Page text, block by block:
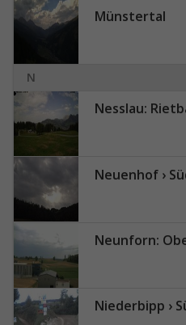
Münstertal
N
Nesslau:
Neuenhof ›
Neunforn:
Niederbipp › Süden: